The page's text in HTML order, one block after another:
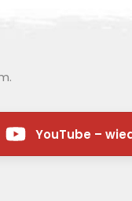
YouTube –